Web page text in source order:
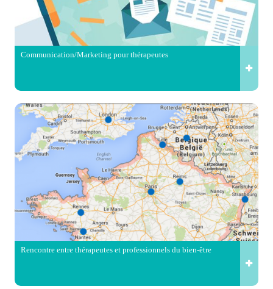
Communication/Marketing pour thérapeutes
Rencontre entre thérapeutes et professionnels du bien-être